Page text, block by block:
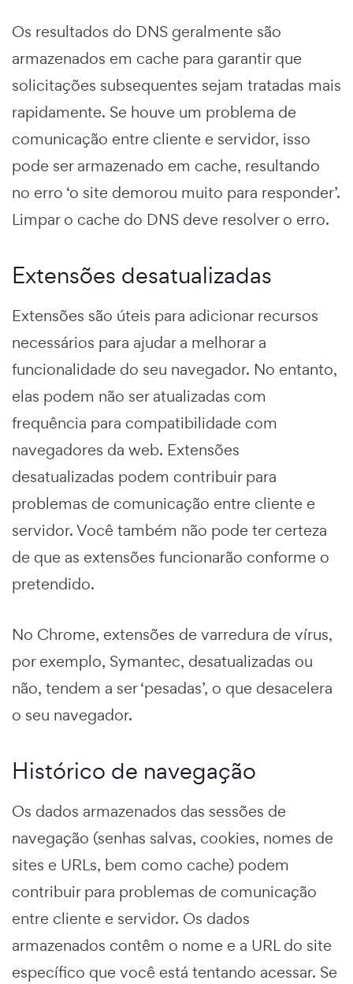
Os resultados do DNS geralmente são
armazenados em cache para garantir que
solicitações subsequentes sejam tratadas mais
rapidamente. Se houve um problema de
comunicação entre cliente e servidor, isso
pode ser armazenado em cache, resultando
no erro ‘o site demorou muito para responder’.
Limpar o cache do DNS deve resolver o erro.
Extensões desatualizadas
Extensões são úteis para adicionar recursos
necessários para ajudar a melhorar a
funcionalidade do seu navegador. No entanto,
elas podem não ser atualizadas com
frequência para compatibilidade com
navegadores da web. Extensões
desatualizadas podem contribuir para
problemas de comunicação entre cliente e
servidor. Você também não pode ter certeza
de que as extensões funcionarão conforme o
pretendido.
No Chrome, extensões de varredura de vírus,
por exemplo, Symantec, desatualizadas ou
não, tendem a ser ‘pesadas’, o que desacelera
o seu navegador.
Histórico de navegação
Os dados armazenados das sessões de
navegação (senhas salvas, cookies, nomes de
sites e URLs, bem como cache) podem
contribuir para problemas de comunicação
entre cliente e servidor. Os dados
armazenados contêm o nome e a URL do site
específico que você está tentando acessar. Se